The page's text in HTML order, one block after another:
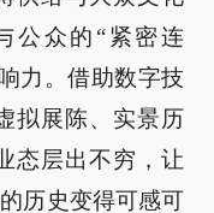
公众的“紧密连
力。借助数字技
拟展陈、实景历
态层出不穷，让
历史变得可感可